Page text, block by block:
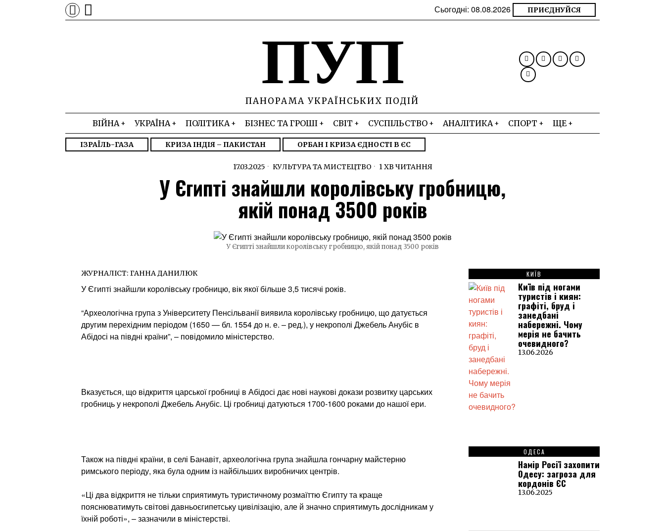
Сьогодні: 08.08.2026 ПРИЄДНУЙСЯ
ПУП
ПАНОРАМА УКРАЇНСЬКИХ ПОДІЙ
ВІЙНА УКРАЇНА ПОЛІТИКА БІЗНЕС ТА ГРОШІ СВІТ СУСПІЛЬСТВО АНАЛІТИКА СПОРТ ЩЕ
ІЗРАЇЛЬ-ГАЗА КРИЗА ІНДІЯ – ПАКИСТАН ОРБАН І КРИЗА ЄДНОСТІ В ЄС
17.03.2025 КУЛЬТУРА ТА МИСТЕЦТВО 1 ХВ ЧИТАННЯ
У Єгипті знайшли королівську гробницю,
якій понад 3500 років
У Єгипті знайшли королівську гробницю, якій понад 3500 років
ЖУРНАЛІСТ: ГАННА ДАНИЛЮК
У Єгипті знайшли королівську гробницю, вік якої більше 3,5 тисячі років.
“Археологічна група з Університету Пенсільванії виявила королівську гробницю, що датується
другим перехідним періодом (1650 — бл. 1554 до н. е. – ред.), у некрополі Джебель Анубіс в
Абідосі на півдні країни”, – повідомило міністерство.
Вказується, що відкриття царської гробниці в Абідосі дає нові наукові докази розвитку царських
гробниць у некрополі Джебель Анубіс. Ці гробниці датуються 1700-1600 роками до нашої ери.
Також на півдні країни, в селі Банавіт, археологічна група знайшла гончарну майстерню
римського періоду, яка була одним із найбільших виробничих центрів.
«Ці два відкриття не тільки сприятимуть туристичному розмаїттю Єгипту та краще
пояснюватимуть світові давньоєгипетську цивілізацію, але й значно сприятимуть дослідникам у
їхній роботі», – зазначили в міністерстві.
КИЇВ
Київ під ногами
туристів і киян:
графіті, бруд і
занедбані
набережні. Чому
мерія не бачить
очевидного?
13.06.2026
ОДЕСА
Намір Росії захопити
Одесу: загроза для
кордонів ЄС
13.06.2025